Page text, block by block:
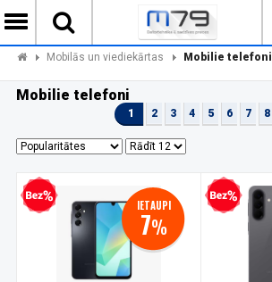
Mobilās un viediekārtas Mobilie telefoni
Mobilie telefoni
1 2 3 4 5 6 7 8
kredīts IETAUPI
7%
Bezprocentu kredīts